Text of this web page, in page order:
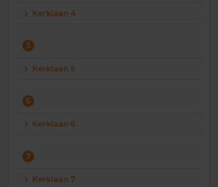
Kerklaan 4
5
Kerklaan 5
6
Kerklaan 6
7
Kerklaan 7